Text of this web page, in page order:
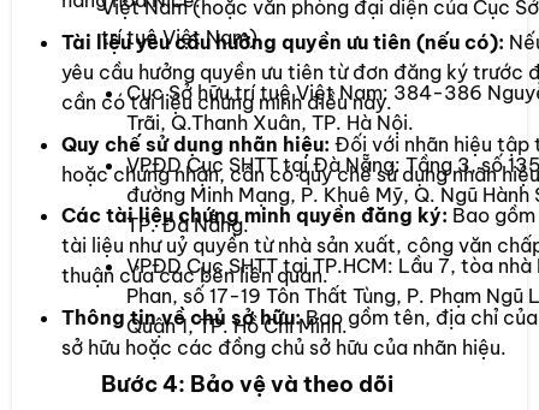
Tài liệu yêu cầu hưởng quyền ưu tiên (nếu có):
yêu cầu hưởng quyền ưu tiên từ đơn đăng ký trước
cần có tài liệu chứng minh điều này.
Quy chế sử dụng nhãn hiệu: Đối với nhãn hiệu tập
hoặc chứng nhận, cần có quy chế sử dụng nhãn
Các tài liệu chứng minh quyền đăng ký: Bao
tài liệu như uỷ quyền từ nhà sản xuất, công văn
thuận của các bên liên quan.
Thông tin về chủ sở hữu:Bao gồm tên, địa chỉ
sở hữu hoặc các đồng chủ sở hữu của nhãn hiệu.
Việt Nam (hoặc văn phòng đại diện của Cục
trí tuệ Việt Nam).
Cục Sở hữu trí tuệ Việt Nam: 384-386
Trãi, Q.Thanh Xuân, TP. Hà Nội.
VPĐD Cục SHTT tại Đà Nẵng: Tầng 3, số
đường Minh Mạng, P. Khuê Mỹ, Q. Ngũ Hành
TP. Đà Nẵng.
VPĐD Cục SHTT tại TP.HCM: Lầu 7, tòa nhà
Phan, số 17-19 Tôn Thất Tùng, P. Phạm Ngũ
Quận 1, TP. Hồ Chí Minh.
Bước 4: Bảo vệ và theo dõi